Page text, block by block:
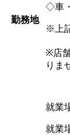
勤務地
◇車
※上
※店
りま
就業
就業